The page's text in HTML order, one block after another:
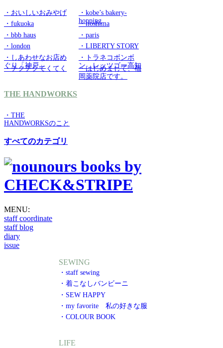
・おいしいおみやげ
・kobe’s bakery-
hopping
・fukuoka
・itoshima
・bbb haus
・paris
・london
・LIBERTY STORY
・しあわせなお店め
ぐり「神戸」
・トラネコボンボ
ン レッツゴー高知
・チクチクてくてく
・はじめまして、福
岡薬院店です。
THE HANDWORKS
・THE
HANDWORKSのこと
すべてのカテゴリ
MENU:
staff coordinate
staff blog
diary
issue
SEWING
・staff sewing
・着こなしバンビーニ
・SEW HAPPY
・my favorite 私の好きな服
・COLOUR BOOK
LIFE